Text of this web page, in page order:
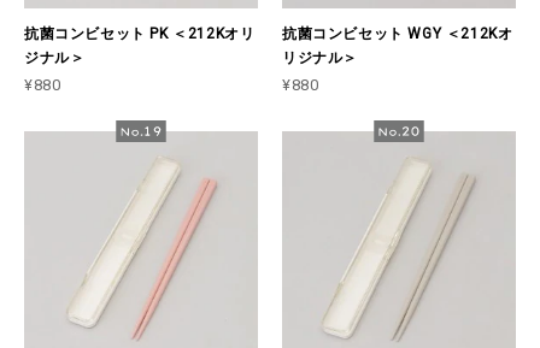
抗菌コンビセット PK ＜212Kオリ
ジナル＞
¥880
抗菌コンビセット WGY ＜212Kオ
リジナル＞
¥880